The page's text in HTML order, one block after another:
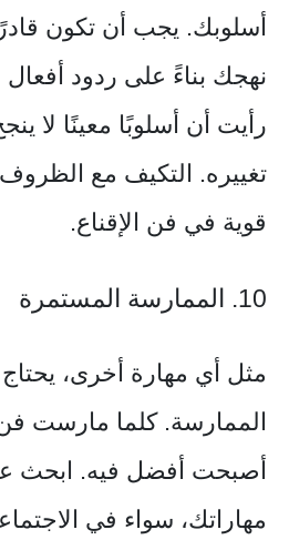
أسلوبك. يجب أن تكون
نهجك بناءً على ردود أفعال
رأيت أن أسلوبًا معينًا لا
تغييره. التكيف مع
قوية في فن الإقناع.
10. الممارسة المستمرة
مثل أي مهارة أخرى، يحتاج
الممارسة. كلما مارست فن
أصبحت أفضل فيه. ابحث
مهاراتك، سواء في